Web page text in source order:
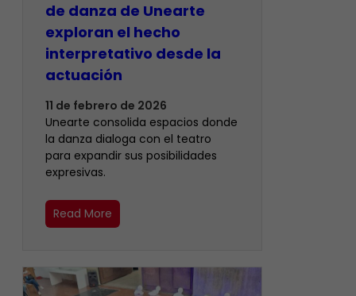
de danza de Unearte
exploran el hecho
interpretativo desde la
actuación
11 de febrero de 2026
Unearte consolida espacios donde
la danza dialoga con el teatro
para expandir sus posibilidades
expresivas.
Read More